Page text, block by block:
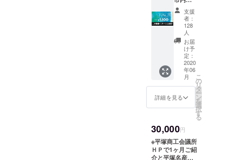
食店の
食事券
１１０
００円
分＜二
次募集
５月１
５日追
加＞ ※
備考欄
に支援
する参
月１５
日追
加）・
引き渡
支援
者：
128
人
お届
け予
定：
2020
年06
月
詳細を見る
こ
の
リ
タ
ー
ン
を
選
択
す
る
30,000円
※平塚商工会議所
ＨＰで1ヶ月ご紹
介と平塚名産品